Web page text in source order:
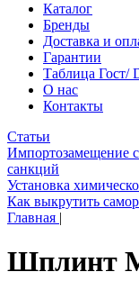
Каталог
Бренды
Доставка и
Гарантии
Таблица Гост/
О нас
Контакты
Статьи
Импортозамещение
санкций
Установка
Как выкрутить
Главная |
Шплинт